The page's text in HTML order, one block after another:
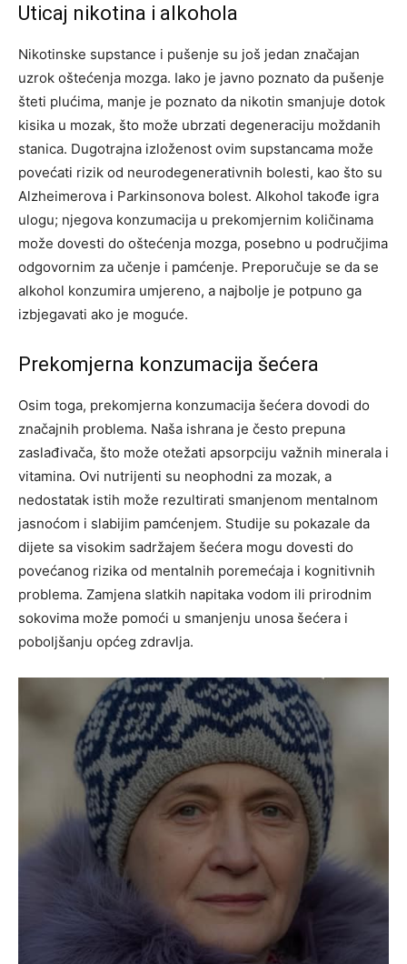
Uticaj nikotina i alkohola
Nikotinske supstance i pušenje su još jedan značajan
uzrok oštećenja mozga. Iako je javno poznato da pušenje
šteti plućima, manje je poznato da nikotin smanjuje dotok
kisika u mozak, što može ubrzati degeneraciju moždanih
stanica. Dugotrajna izloženost ovim supstancama može
povećati rizik od neurodegenerativnih bolesti, kao što su
Alzheimerova i Parkinsonova bolest. Alkohol takođe igra
ulogu; njegova konzumacija u prekomjernim količinama
može dovesti do oštećenja mozga, posebno u područjima
odgovornim za učenje i pamćenje. Preporučuje se da se
alkohol konzumira umjereno, a najbolje je potpuno ga
izbjegavati ako je moguće.
Prekomjerna konzumacija šećera
Osim toga, prekomjerna konzumacija šećera dovodi do
značajnih problema. Naša ishrana je često prepuna
zaslađivača, što može otežati apsorpciju važnih minerala i
vitamina. Ovi nutrijenti su neophodni za mozak, a
nedostatak istih može rezultirati smanjenom mentalnom
jasnoćom i slabijim pamćenjem. Studije su pokazale da
dijete sa visokim sadržajem šećera mogu dovesti do
povećanog rizika od mentalnih poremećaja i kognitivnih
problema. Zamjena slatkih napitaka vodom ili prirodnim
sokovima može pomoći u smanjenju unosa šećera i
poboljšanju općeg zdravlja.